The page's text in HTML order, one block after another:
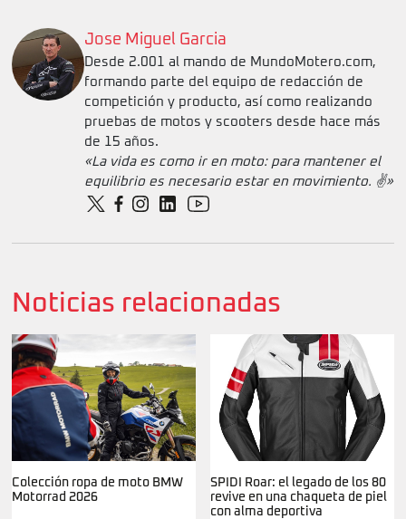
Jose Miguel Garcia
Desde 2.001 al mando de MundoMotero.com,
formando parte del equipo de redacción de
competición y producto, así como realizando
pruebas de motos y scooters desde hace más
de 15 años.
«La vida es como ir en moto: para mantener el
equilibrio es necesario estar en movimiento. ✌️»
Noticias relacionadas
Colección ropa de moto BMW
Motorrad 2026
SPIDI Roar: el legado de los 80
revive en una chaqueta de piel
con alma deportiva